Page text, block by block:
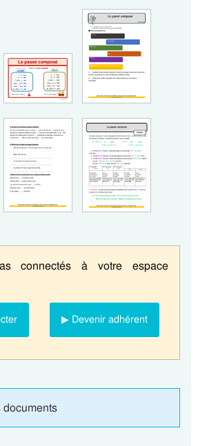
connectés à votre espace
▶ Devenir adhérent